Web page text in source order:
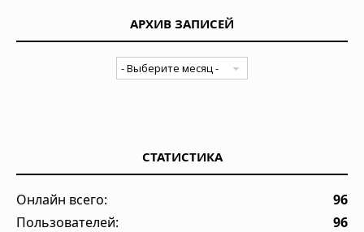
АРХИВ ЗАПИСЕЙ
СТАТИСТИКА
Онлайн всего:
96
Пользователей:
96